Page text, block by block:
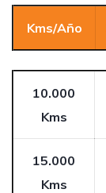
Kms/Año
10.000
Kms
15.000
Kms